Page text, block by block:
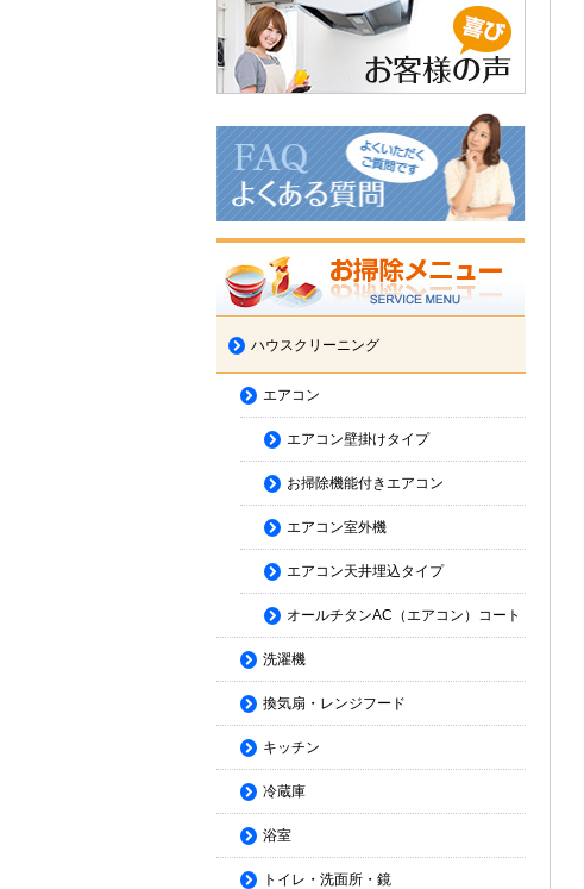
ハウスクリーニング
エアコン
エアコン壁掛けタイプ
お掃除機能付きエアコン
エアコン室外機
エアコン天井埋込タイプ
オールチタンAC（エアコン）コート
洗濯機
換気扇・レンジフード
キッチン
冷蔵庫
浴室
トイレ・洗面所・鏡